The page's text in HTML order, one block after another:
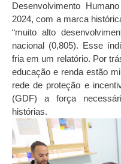
Desenvolvimento
2024, com a marca
“muito alto
nacional (0,805). Esse
fria em um relatório. Por
educação e renda estão
rede de proteção e
(GDF) a força
histórias.